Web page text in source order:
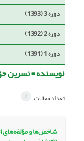
دوره 3 (1393)
دوره 2 (1392)
دوره 1 (1391)
نویسنده =نسرین
تعداد مقالات: 2
شاخص‌ها و مؤلفه‌های